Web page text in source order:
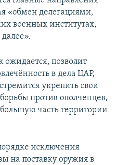
«обмен делегациями,
военных институтах,
ожидается, позволит
в дела ЦАР,
укрепить свои
против ополченцев,
часть территории
исключения
на поставку оружия в